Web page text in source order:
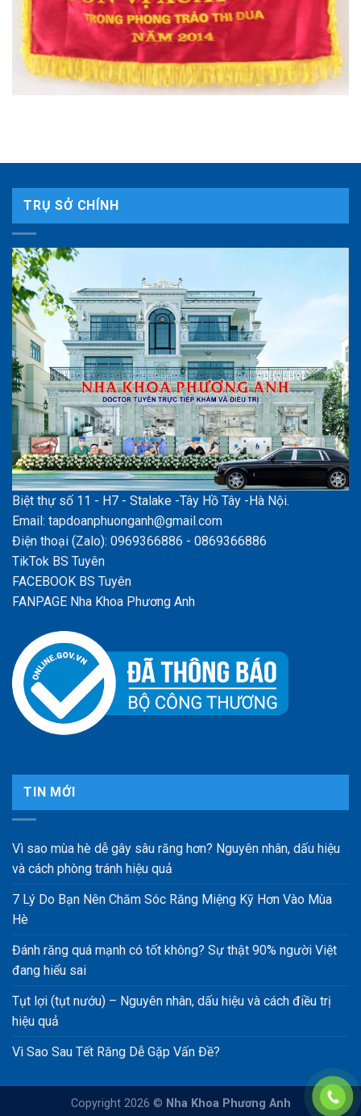
TRỤ SỞ CHÍNH
Biệt thự số 11 - H7 - Stalake -Tây Hồ Tây -Hà Nội.
Email: tapdoanphuonganh@gmail.com
Điện thoại (Zalo): 0969366886 - 0869366886
TikTok BS Tuyên
FACEBOOK BS Tuyên
FANPAGE Nha Khoa Phương Anh
TIN MỚI
Vì sao mùa hè dễ gây sâu răng hơn? Nguyên nhân, dấu hiệu
và cách phòng tránh hiệu quả
7 Lý Do Bạn Nên Chăm Sóc Răng Miệng Kỹ Hơn Vào Mùa
Hè
Đánh răng quá mạnh có tốt không? Sự thật 90% người Việt
đang hiểu sai
Tụt lợi (tụt nướu) – Nguyên nhân, dấu hiệu và cách điều trị
hiệu quả
Vì Sao Sau Tết Răng Dễ Gặp Vấn Đề?
Copyright 2026 © Nha Khoa Phương Anh